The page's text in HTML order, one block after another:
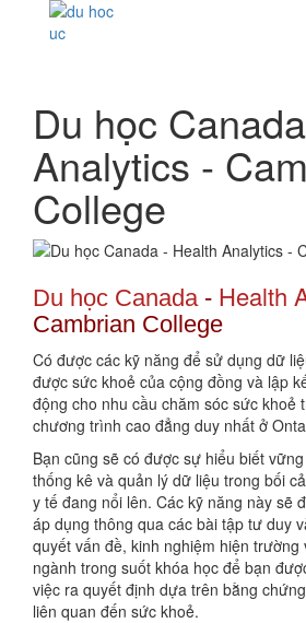
Du học
Analytics -
College
Du học Canada- Health
Cambrian College
Có được các kỹ năng để sử dụng dữ
được sức khoẻ của cộng đồng và lập
động cho nhu cầu chăm sóc sức khoẻ
chương trình cao đẳng duy nhất ở
Bạn cũng sẽ có được sự hiểu biết
thống kê và quản lý dữ liệu trong bối
y tế đang nổi lên. Các kỹ năng này sẽ
áp dụng thông qua các bài tập tư duy
quyết vấn đề, kinh nghiệm hiện trường
ngành trong suốt khóa học để bạn
việc ra quyết định dựa trên bằng
liên quan đến sức khoẻ.